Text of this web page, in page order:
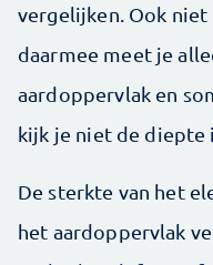
vergelijken. Ook
daarmee meet je
aardoppervlak en
kijk je niet de diepte
De sterkte van het
het aardoppervlak